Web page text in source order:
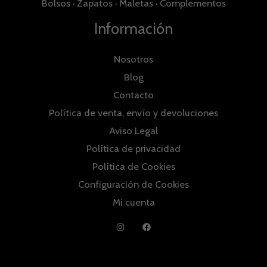
Bolsos· Zapatos· Maletas· Complementos
Información
Nosotros
Blog
Contacto
Política de venta, envío y devoluciones
Aviso Legal
Política de privacidad
Política de Cookies
Configuración de Cookies
Mi cuenta